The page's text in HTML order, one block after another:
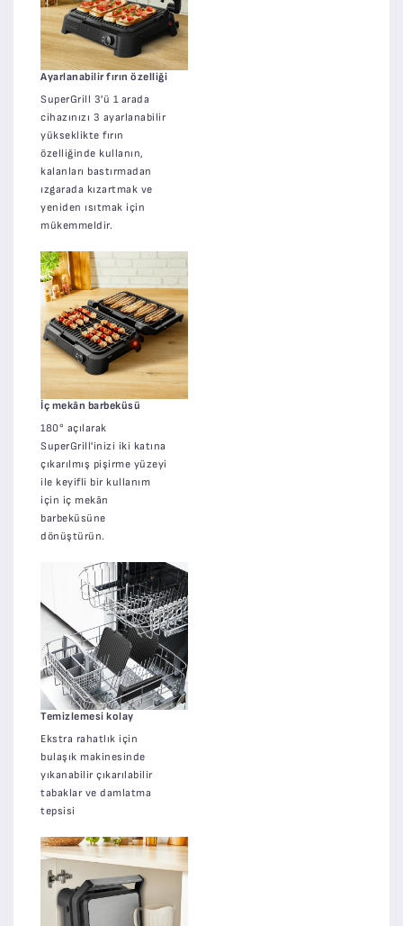
Ayarlanabilir fırın özelliği
SuperGrill 3'ü 1 arada
cihazınızı 3 ayarlanabilir
yükseklikte fırın
özelliğinde kullanın,
kalanları bastırmadan
ızgarada kızartmak ve
yeniden ısıtmak için
mükemmeldir.
İç mekân barbeküsü
180° açılarak
SuperGrill'inizi iki katına
çıkarılmış pişirme yüzeyi
ile keyifli bir kullanım
için iç mekân
barbeküsüne
dönüştürün.
Temizlemesi kolay
Ekstra rahatlık için
bulaşık makinesinde
yıkanabilir çıkarılabilir
tabaklar ve damlatma
tepsisi